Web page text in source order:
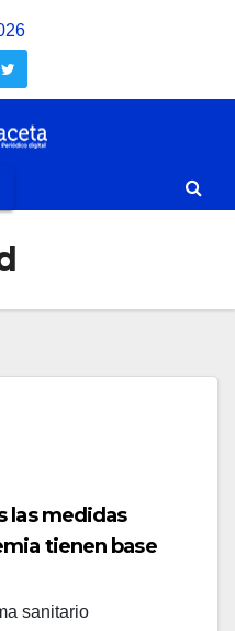
las medidas
tienen base
sanitario